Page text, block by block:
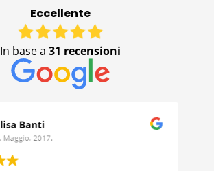
Eccellente
In base a 31 recensioni